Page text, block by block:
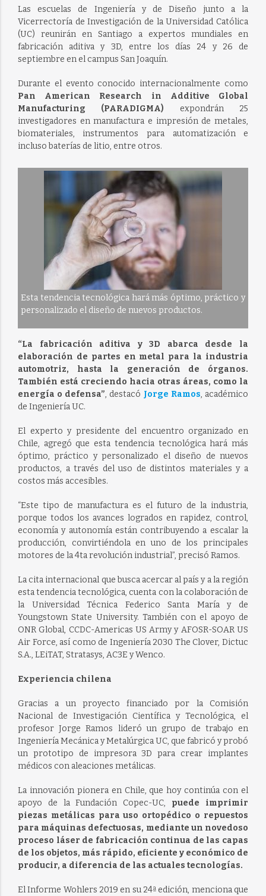
Las escuelas de Ingeniería y de Diseño junto a la
Vicerrectoría de Investigación de la Universidad Católica
(UC) reunirán en Santiago a expertos mundiales en
fabricación aditiva y 3D, entre los días 24 y 26 de
septiembre en el campus San Joaquín.
Durante el evento conocido internacionalmente como
Pan American Research in Additive Global
Manufacturing (PARADIGMA) expondrán 25
investigadores en manufactura e impresión de metales,
biomateriales, instrumentos para automatización e
incluso baterías de litio, entre otros.
Esta tendencia tecnológica hará más óptimo, práctico y
personalizado el diseño de nuevos productos.
“La fabricación aditiva y 3D abarca desde la
elaboración de partes en metal para la industria
automotriz, hasta la generación de órganos.
También está creciendo hacia otras áreas, como la
energía o defensa”, destacó Jorge Ramos, académico
de Ingeniería UC.
El experto y presidente del encuentro organizado en
Chile, agregó que esta tendencia tecnológica hará más
óptimo, práctico y personalizado el diseño de nuevos
productos, a través del uso de distintos materiales y a
costos más accesibles.
“Este tipo de manufactura es el futuro de la industria,
porque todos los avances logrados en rapidez, control,
economía y autonomía están contribuyendo a escalar la
producción, convirtiéndola en uno de los principales
motores de la 4ta revolución industrial”, precisó Ramos.
La cita internacional que busca acercar al país y a la región
esta tendencia tecnológica, cuenta con la colaboración de
la Universidad Técnica Federico Santa María y de
Youngstown State University. También con el apoyo de
ONR Global, CCDC-Americas US Army y AFOSR-SOAR US
Air Force, así como de Ingeniería 2030 The Clover, Dictuc
S.A., LEiTAT, Stratasys, AC3E y Wenco.
Experiencia chilena
Gracias a un proyecto financiado por la Comisión
Nacional de Investigación Científica y Tecnológica, el
profesor Jorge Ramos lideró un grupo de trabajo en
Ingeniería Mecánica y Metalúrgica UC, que fabricó y probó
un prototipo de impresora 3D para crear implantes
médicos con aleaciones metálicas.
La innovación pionera en Chile, que hoy continúa con el
apoyo de la Fundación Copec-UC, puede imprimir
piezas metálicas para uso ortopédico o repuestos
para máquinas defectuosas, mediante un novedoso
proceso láser de fabricación continua de las capas
de los objetos, más rápido, eficiente y económico de
producir, a diferencia de las actuales tecnologías.
El Informe Wohlers 2019 en su 24ª edición, menciona que